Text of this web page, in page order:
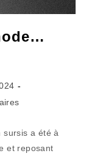
sursis a été à
et reposant